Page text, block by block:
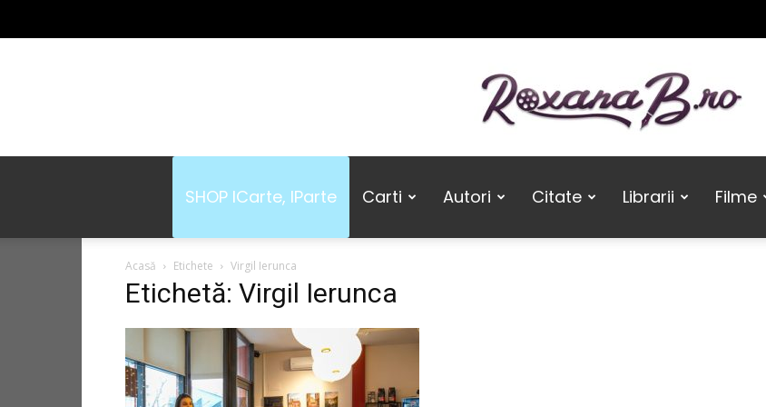
Roxana
SHOP ICarte, IParte Carti Autori Citate Librarii Filme
Acasă Etichete Virgil Ierunca
Etichetă: Virgil Ierunca